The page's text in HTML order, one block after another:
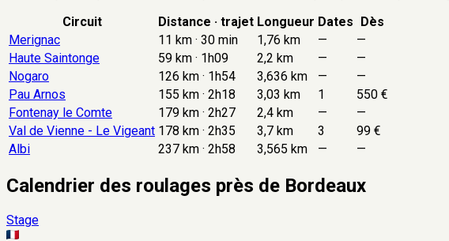
Circuit
Distance · trajet Longueur Dates Dès
Merignac
11 km · 30 min 1,76 km —
—
Haute Saintonge
59 km · 1h09 2,2 km —
—
Nogaro
126 km · 1h54 3,636 km —
—
Pau Arnos
155 km · 2h18 3,03 km 1
550 €
Fontenay le Comte
179 km · 2h27 2,4 km —
—
Val de Vienne - Le Vigeant 178 km · 2h35 3,7 km 3
99 €
Albi
237 km · 2h58 3,565 km — —
Calendrier des roulages près de Bordeaux
Stage